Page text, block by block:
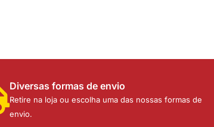
Diversas formas de envio
Retire na loja ou escolha uma das nossas formas de
envio.